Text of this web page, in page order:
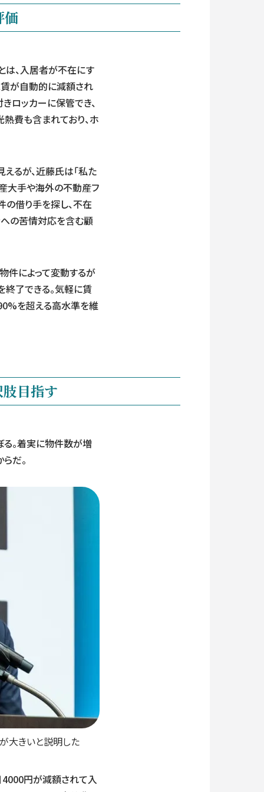
価
は、入居者が不在にす
が自動的に減額され
ロッカーに保管でき、
費も含まれており、ホ
るが、近藤氏は「私た
大手や海外の不動産フ
借り手を探し、不在
への苦情対応を含む顧
件によって変動するが
了できる。気軽に賃
を超える高水準を維
目指す
。着実に物件数が増
だ。
大きいと説明した
4000円が減額されて入